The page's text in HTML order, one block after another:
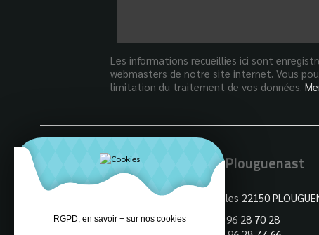
Les informations recueillies ici sont
webmasters de notre site internet. Vous
limitation du traitement de vos données.
Mairie de Plouguenast
3 Rue des Ecoles 22150
Tel : +33 (0)2 96 28 70 28
RGPD, en savoir + sur nos cookies